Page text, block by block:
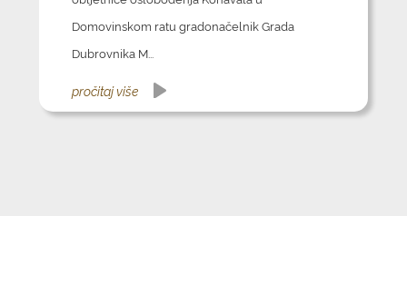
Domovinskom ratu gradonačelnik Grada
Dubrovnika M...
pročitaj više